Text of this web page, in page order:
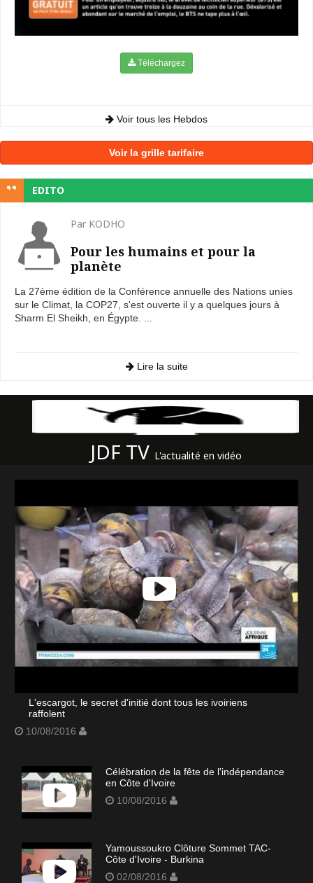
Téléchargez
Voir tous les Hebdos
Voir la grille tarifaire
EDITO
Par KODHO
Pour les humains et pour la
planète
La 27ème édition de la Conférence annuelle des Nations unies
sur le Climat, la COP27, s'est ouverte il y a quelques jours à
Sharm El Sheikh, en Égypte. ...
Lire la suite
JDF TV L'actualité en vidéo
L'escargot, le secret d'initié dont tous les ivoiriens
raffolent
10/08/2016
Célébration de la fête de l'indépendance
en Côte d'Ivoire
10/08/2016
Yamoussoukro Clôture Sommet TAC-
Côte d'Ivoire - Burkina
02/08/2016